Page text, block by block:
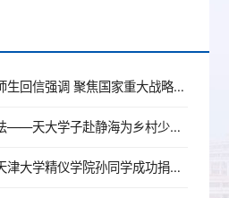
习近平给天津大学全体师生回信强调 聚焦国家重大战略需求提高人才培养质量 更好服务经济社会发展
测体能、聊心事、教方法——天大学子赴静海为乡村少年“量身定制”健康关爱
爱心接力，再传佳话！天津大学精仪学院孙同学成功捐献造血干细胞